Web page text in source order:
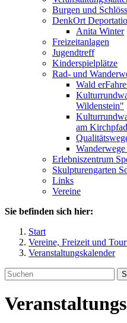
Burgen und
DenkOrt
Anita Winter
Freizeitanlagen
Jugendtreff
Kinderspielplätze
Rad- und
Wald
Wildenstein"
am
Erlebniszentrum
Skulpturengarten
Links
Vereine
Sie befinden sich hier:
Start
Vereine, Freizeit und
Veranstaltungskalender